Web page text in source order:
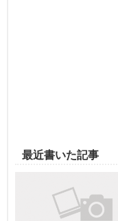
最近書いた記事